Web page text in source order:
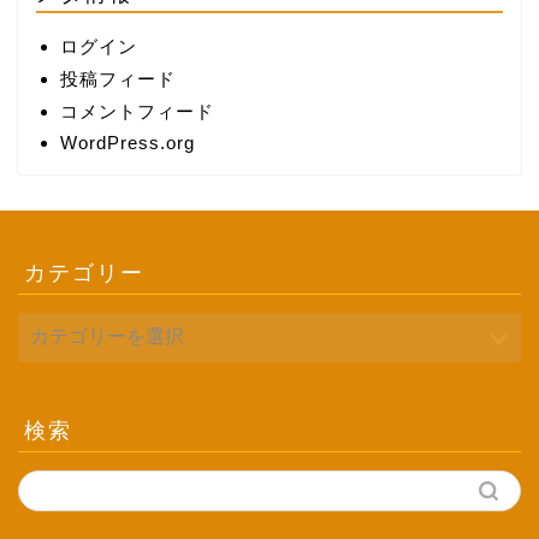
ログイン
投稿フィード
コメントフィード
WordPress.org
カテゴリー
検索